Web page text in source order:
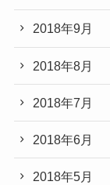
2018年9月
2018年8月
2018年7月
2018年6月
2018年5月